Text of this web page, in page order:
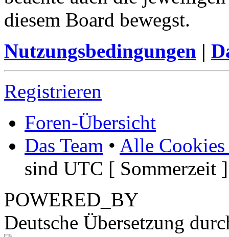
diesem Board bewegst.
Nutzungsbedingungen |
Registrieren
Foren-Übersicht
Das Team • Alle Cookies
sind UTC [ Sommerzeit ]
POWERED_BY
Deutsche Übersetzung